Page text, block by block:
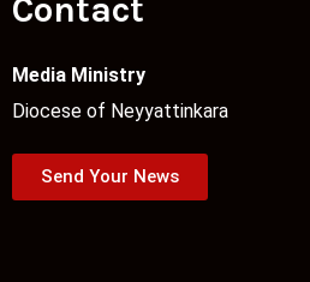
Contact
Media Ministry
Diocese of Neyyattinkara
Send Your News